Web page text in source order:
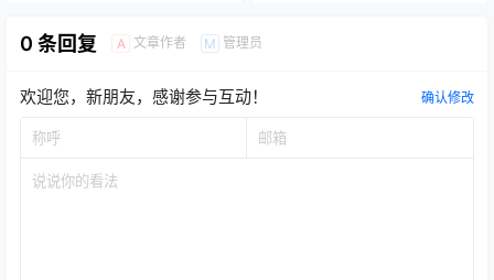
0 条回复 A 文章作者 M 管理员
欢迎您，新朋友，感谢参与互动！ 确认修改